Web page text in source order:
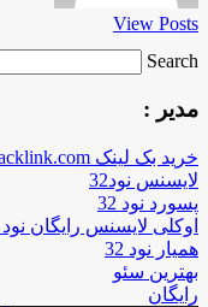
View Posts
Search …
مدیر :
خرید بک لینک behtarinbacklink.com
لایسنس نود32
پسورد نود 32
اوکلی لایسنس رایگان نود 32
همیار نود 32
بهترین سئو
رایگان